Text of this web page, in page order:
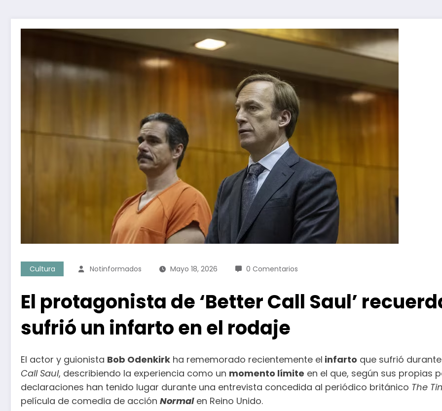
Cultura Notinformados Mayo 18, 2026 0 Comentarios
El protagonista de ‘Better Call Saul’
sufrió un infarto en el rodaje
El actor y guionista Bob Odenkirk ha rememorado recientemente el infarto que sufrió
Call Saul, describiendo la experiencia como un momento límite en el que, según sus propias
declaraciones han tenido lugar durante una entrevista concedida al periódico británico The
película de comedia de acción Normalen Reino Unido.